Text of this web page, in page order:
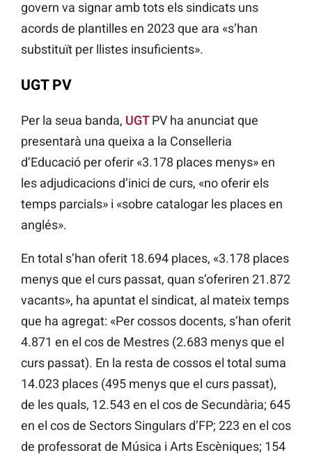
govern va signar amb tots els sindicats uns
acords de plantilles en 2023 que ara «s’han
substituït per llistes insuficients».
UGT PV
Per la seua banda, UGTPV ha anunciat que
presentarà una queixa a la Conselleria
d’Educació per oferir «3.178 places menys» en
les adjudicacions d’inici de curs, «no oferir els
temps parcials» i «sobre catalogar les places en
anglés».
En total s’han oferit 18.694 places, «3.178 places
menys que el curs passat, quan s’oferiren 21.872
vacants», ha apuntat el sindicat, al mateix temps
que ha agregat: «Per cossos docents, s’han oferit
4.871 en el cos de Mestres (2.683 menys que el
curs passat). En la resta de cossos el total suma
14.023 places (495 menys que el curs passat),
de les quals, 12.543 en el cos de Secundària; 645
en el cos de Sectors Singulars d’FP; 223 en el cos
de professorat de Música i Arts Escèniques; 154